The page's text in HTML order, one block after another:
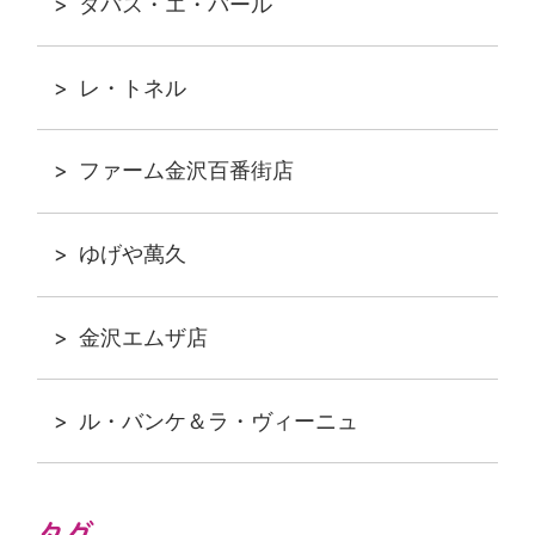
レ・トネル
ファーム金沢百番街店
ゆげや萬久
金沢エムザ店
ル・バンケ＆ラ・ヴィーニュ